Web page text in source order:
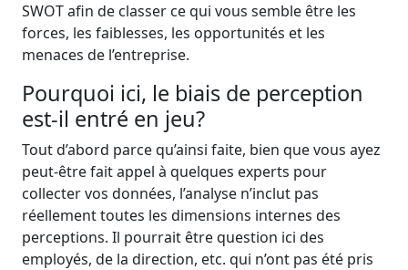
SWOT afin de classer ce qui vous semble être les
forces, les faiblesses, les opportunités et les
menaces de l’entreprise.
Pourquoi ici, le biais de perception
est-il entré en jeu?
Tout d’abord parce qu’ainsi faite, bien que vous ayez
peut-être fait appel à quelques experts pour
collecter vos données, l’analyse n’inclut pas
réellement toutes les dimensions internes des
perceptions. Il pourrait être question ici des
employés, de la direction, etc. qui n’ont pas été pris